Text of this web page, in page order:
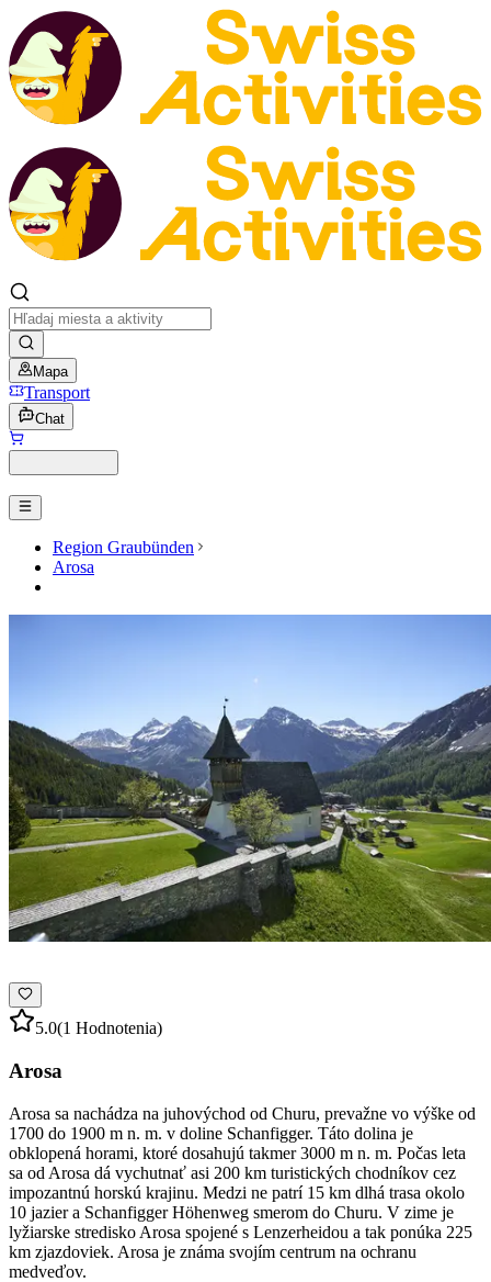
Mapa
Transport
Chat
Region Graubünden
Arosa
5.0(1 Hodnotenia)
Arosa
Arosa sa nachádza na juhovýchod od Churu, prevažne vo výške od
1700 do 1900 m n. m. v doline Schanfigger. Táto dolina je
obklopená horami, ktoré dosahujú takmer 3000 m n. m. Počas leta
sa od Arosa dá vychutnať asi 200 km turistických chodníkov cez
impozantnú horskú krajinu. Medzi ne patrí 15 km dlhá trasa okolo
10 jazier a Schanfigger Höhenweg smerom do Churu. V zime je
lyžiarske stredisko Arosa spojené s Lenzerheidou a tak ponúka 225
km zjazdoviek. Arosa je známa svojím centrum na ochranu
medveďov.